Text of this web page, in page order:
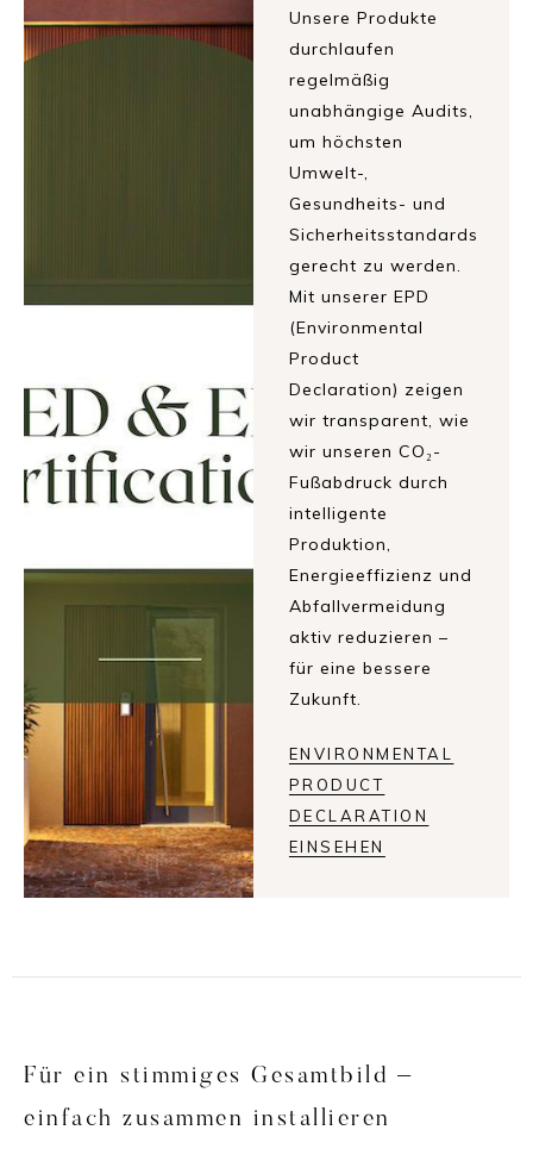
Unsere Produkte
durchlaufen
regelmäßig
unabhängige Audits,
um höchsten
Umwelt-,
Gesundheits- und
Sicherheitsstandards
gerecht zu werden.
Mit unserer EPD
(Environmental
Product
Declaration) zeigen
wir transparent, wie
wir unseren CO₂-
Fußabdruck durch
intelligente
Produktion,
Energieeffizienz und
Abfallvermeidung
aktiv reduzieren –
für eine bessere
Zukunft.
ENVIRONMENTAL
PRODUCT
DECLARATION
EINSEHEN
Für ein stimmiges Gesamtbild –
einfach zusammen installieren